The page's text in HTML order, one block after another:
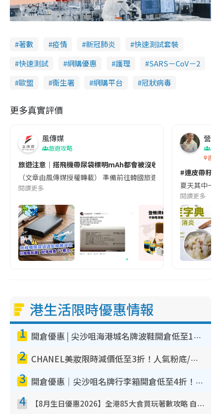
著數 疫情 新冠肺炎
快速測試套裝
快速測試
網購優惠 護理
SARS－CoV－2
歐盟
衞生署 網購平台 冠狀病毒
更多真實評價
風傳媒
旅遊攻略
旅遊注意｜搭飛機帶尿袋標明mAh都會被沒收😱出發前切記檢查
（文章由風傳媒授權轉載） 準備前往韓國旅遊的民眾，近期要
閱讀更多
營養
香港
#連皮帶籽
夏天其中一
閱讀更多
港生活限時優惠情報
1 開倉優惠 | 尖沙咀海港城名牌波鞋開倉低至1折！On鞋$899起／Joy&Peace鞋履$98起
2 CHANEL美妝限時減價低至3折！人氣粉底/唇膏/精華液低至$275！COCO香水都有平
3 開倉優惠｜尖沙咀名牌行李箱開倉低至4折！一連5日 American Tourister/ace./Hallmark $200起！
4 【8月生日優惠2026】全港85大食買玩著數攻略 自助餐/火鍋放題同行免費＋誠品/DONKI送現金券